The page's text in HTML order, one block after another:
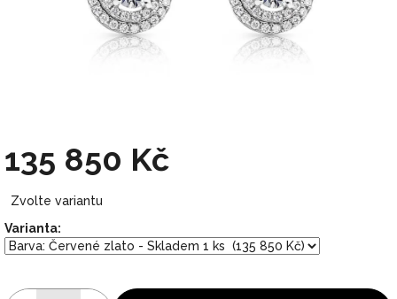
135 850 Kč
cena:
Zvolte variantu
Varianta: